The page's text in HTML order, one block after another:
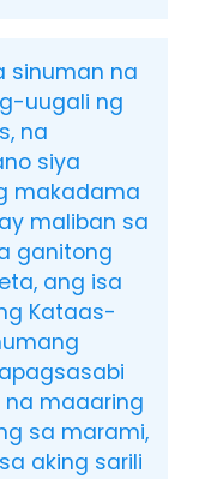
sinuman na
uugali ng
na
siya
makadama
maliban sa
ganitong
ang isa
Kataas-
maaaring
sa marami,
aking sarili